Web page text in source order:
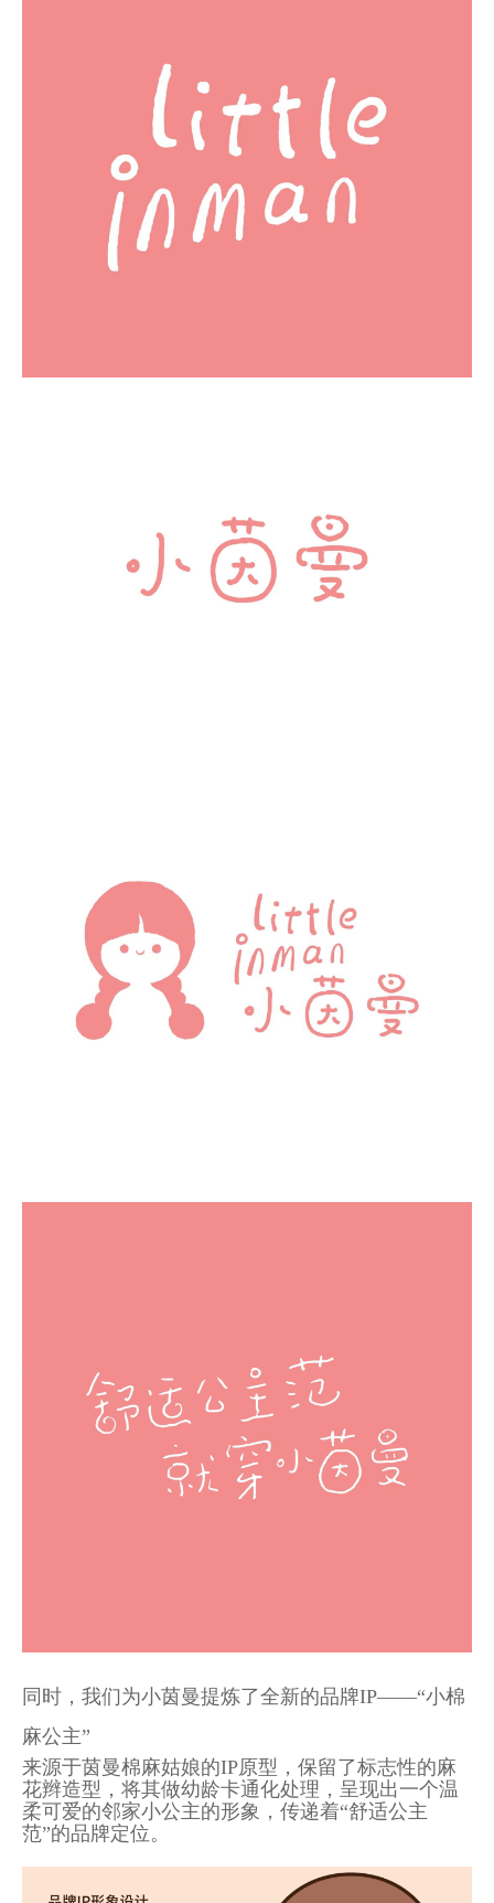
同时， 我们为小茵曼提炼了全新的品牌IP——“小棉
麻公主”
来源于茵曼棉麻姑娘的IP原型，保留了标志性的麻
花辫造型，将其做幼龄卡通化处理，呈现出一个温
柔可爱的邻家小公主的形象，传递着“舒适公主
范”的品牌定位。